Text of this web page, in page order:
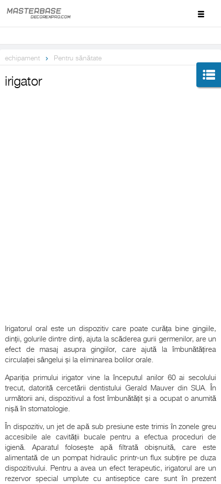
echipament Pentru sănătate
irigator
Irigatorul oral este un dispozitiv care poate curăța bine gingiile,
dinții, golurile dintre dinți, ajuta la scăderea gurii germenilor, are un
efect de masaj asupra gingiilor, care ajută la îmbunătățirea
circulației sângelui și la eliminarea bolilor orale.
Apariția primului irigator vine la începutul anilor 60 ai secolului
trecut, datorită cercetării dentistului Gerald Mauver din SUA. În
următorii ani, dispozitivul a fost îmbunătățit și a ocupat o anumită
nișă în stomatologie.
În dispozitiv, un jet de apă sub presiune este trimis în zonele greu
accesibile ale cavității bucale pentru a efectua proceduri de
igienă. Aparatul folosește apă filtrată obișnuită, care este
alimentată de un pompat hidraulic printr-un flux subțire pe duza
dispozitivului. Pentru a avea un efect terapeutic, irigatorul are un
rezervor special umplute cu antiseptice care sunt în prezent